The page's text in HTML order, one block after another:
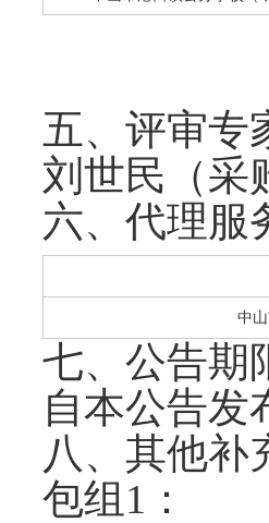
五、 评审专
刘世民 （
六、 代理服
中
七、公告期
自本公告发
八 、 其他补
包组 1 ：